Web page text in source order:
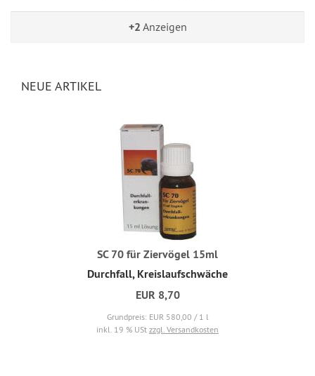
+2 Anzeigen
NEUE ARTIKEL
SC 70 für Ziervögel 15ml
Durchfall, Kreislaufschwäche
EUR 8,70
Grundpreis: EUR 580,00 / 1 l
inkl. 19 % USt zzgl. Versandkosten